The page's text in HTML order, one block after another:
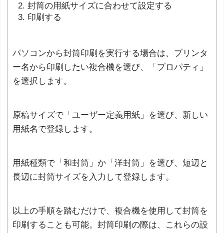
封筒の用紙サイズに合わせて設定する
印刷する
パソコンから封筒印刷を実行する場合は、プリンタ
ー名から印刷したい複合機を選び、「プロパティ」
を選択します。
原稿サイズで「ユーザー定義用紙」を選び、新しい
用紙名で登録します。
用紙種類で「和封筒」か「洋封筒」を選び、短辺と
長辺に封筒サイズを入力して登録します。
以上の手順を踏むだけで、複合機を使用して封筒を
印刷することも可能。封筒印刷の際は、これらの設